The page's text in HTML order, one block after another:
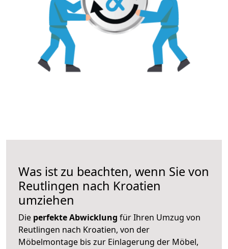
Was ist zu beachten, wenn Sie von
Reutlingen nach Kroatien
umziehen
Die perfekte Abwicklung für Ihren Umzug von
Reutlingen nach Kroatien, von der
Möbelmontage bis zur Einlagerung der Möbel,